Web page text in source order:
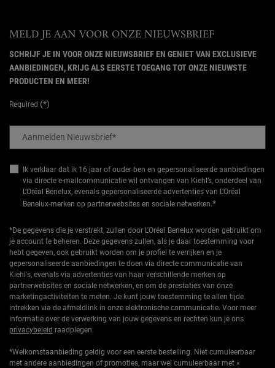
MELD JE AAN VOOR ONZE NIEUWSBRIEF
SCHRIJF JE IN VOOR ONZE NIEUWSBRIEF EN GENIET VAN EXCLUSIEVE
AANBIEDINGEN, KRIJG ALS EERSTE TOEGANG TOT ONZE NIEUWSTE
PRODUCTEN EN MEER!
Required (*)
Aanmelden Nieuwsbrief*
Ik verklaar dat ik 16 jaar of ouder ben en gepersonaliseerde aanbiedingen
via directe e-mailcommunicatie wil ontvangen van Kiehl’s, onderdeel van
L’Oréal Benelux, evenals gepersonaliseerde advertenties van L’Oréal
Benelux-merken op partnerwebsites en sociale netwerken.*
*De gegevens die je verstrekt, zullen door L'Oréal Benelux worden gebruikt om
je account te beheren. Deze gegevens zullen, als je daar toestemming voor
hebt gegeven, ook gebruikt worden om je profiel te verrijken en je
gepersonaliseerde aanbiedingen te doen via directe communicatie van
Kiehl's, evenals via advertenties van haar verschillende merken op
partnerwebsites en sociale netwerken, en om de prestaties van onze
marketingactiviteiten te meten. Je kunt jouw toestemming te allen tijde
intrekken via de afmeldlink in onze elektronische communicatie. Voor meer
informatie over de verwerking van jouw gegevens en rechten kun je ons
privacybeleid raadplegen.
*Welkomstaanbieding geldig voor een eerste bestelling. Niet cumuleerbaar
met andere aanbiedingen of promoties, maar wel cumuleerbaar met «